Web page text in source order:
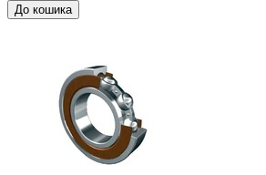
До кошика